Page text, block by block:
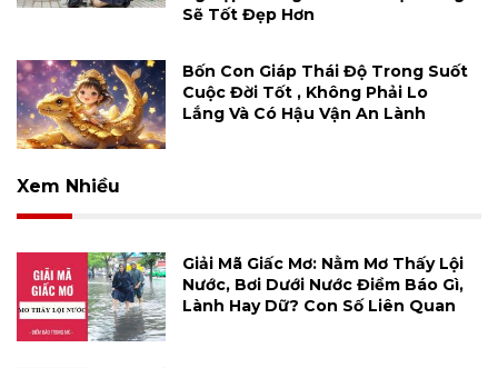
Sẽ Tốt Đẹp Hơn
Bốn Con Giáp Thái Độ Trong Suốt
Cuộc Đời Tốt , Không Phải Lo
Lắng Và Có Hậu Vận An Lành
Xem Nhiều
Giải Mã Giấc Mơ: Nằm Mơ Thấy Lội
Nước, Bơi Dưới Nước Điềm Báo Gì,
Lành Hay Dữ? Con Số Liên Quan